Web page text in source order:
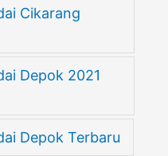
Cikarang
Depok 2021
Depok Terbaru